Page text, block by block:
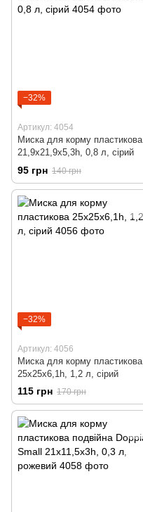
−32%
Артикул: 4054
Миска для корму пластикова
21,9x21,9x5,3h, 0,8 л, сірий
95 грн 140 грн
−32%
Артикул: 4056
Миска для корму пластикова
25x25x6,1h, 1,2 л, сірий
115 грн 170 грн